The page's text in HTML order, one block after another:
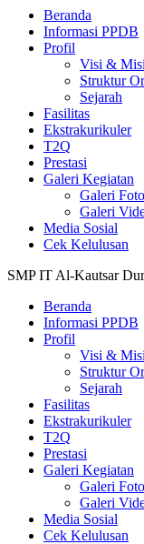
Beranda
Informasi PPDB
Profil
Visi & Misi
Struktur
Sejarah
Fasilitas
Ekstrakurikuler
T2Q
Prestasi
Galeri Kegiatan
Galeri Foto
Galeri
Media Sosial
Cek Kelulusan
SMP IT Al-Kautsar
Beranda
Informasi PPDB
Profil
Visi & Misi
Struktur
Sejarah
Fasilitas
Ekstrakurikuler
T2Q
Prestasi
Galeri Kegiatan
Galeri Foto
Galeri
Media Sosial
Cek Kelulusan